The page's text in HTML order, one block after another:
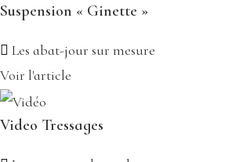
Suspension « Ginette »
Les abat-jour sur mesure
Voir l'article
Video Tressages